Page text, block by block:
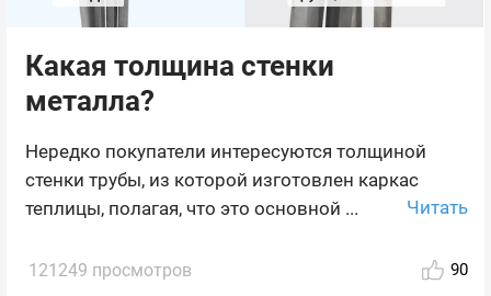
Какая толщина стенки
металла?
Нередко покупатели интересуются толщиной
стенки трубы, из которой изготовлен каркас
теплицы, полагая, что это основной ...
Читать
121249 просмотров 90